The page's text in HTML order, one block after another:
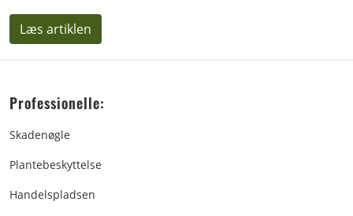
Læs artiklen
Professionelle:
Skadenøgle
Plantebeskyttelse
Handelspladsen